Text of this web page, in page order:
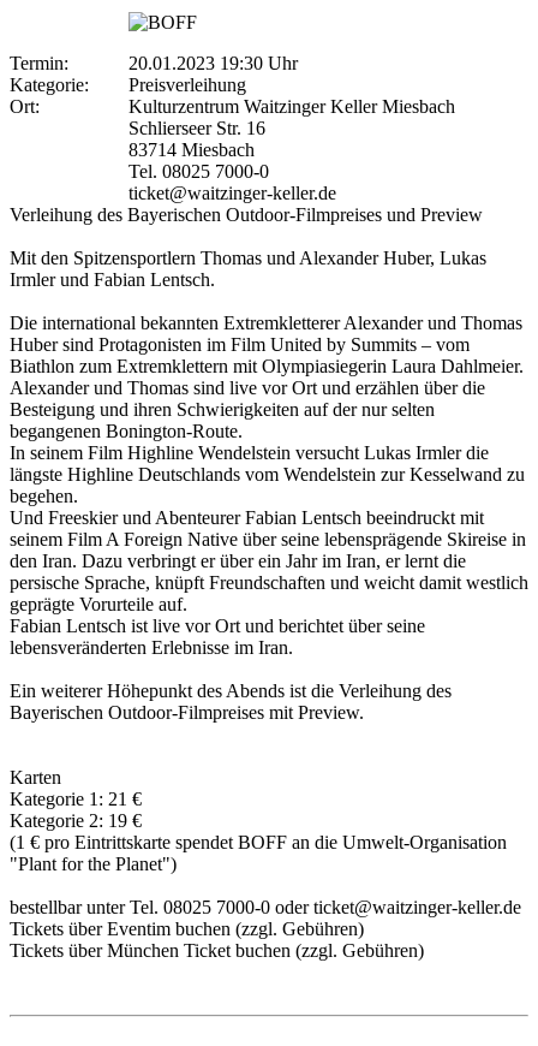
Termin:
20.01.2023 19:30 Uhr
Kategorie:
Preisverleihung
Ort:
Kulturzentrum Waitzinger Keller Miesbach
Schlierseer Str. 16
83714 Miesbach
Tel. 08025 7000-0
ticket@waitzinger-keller.de
Verleihung des Bayerischen Outdoor-Filmpreises und Preview
Mit den Spitzensportlern Thomas und Alexander Huber, Lukas
Irmler und Fabian Lentsch.
Die international bekannten Extremkletterer Alexander und Thomas
Huber sind Protagonisten im Film United by Summits – vom
Biathlon zum Extremklettern mit Olympiasiegerin Laura Dahlmeier.
Alexander und Thomas sind live vor Ort und erzählen über die
Besteigung und ihren Schwierigkeiten auf der nur selten
begangenen Bonington-Route.
In seinem Film Highline Wendelstein versucht Lukas Irmler die
längste Highline Deutschlands vom Wendelstein zur Kesselwand zu
begehen.
Und Freeskier und Abenteurer Fabian Lentsch beeindruckt mit
seinem Film A Foreign Native über seine lebensprägende Skireise in
den Iran. Dazu verbringt er über ein Jahr im Iran, er lernt die
persische Sprache, knüpft Freundschaften und weicht damit westlich
geprägte Vorurteile auf.
Fabian Lentsch ist live vor Ort und berichtet über seine
lebensveränderten Erlebnisse im Iran.
Ein weiterer Höhepunkt des Abends ist die Verleihung des
Bayerischen Outdoor-Filmpreises mit Preview.
Karten
Kategorie 1: 21 €
Kategorie 2: 19 €
(1 € pro Eintrittskarte spendet BOFF an die Umwelt-Organisation
"Plant for the Planet")
bestellbar unter Tel. 08025 7000-0 oder ticket@waitzinger-keller.de
Tickets über Eventim buchen (zzgl. Gebühren)
Tickets über München Ticket buchen (zzgl. Gebühren)